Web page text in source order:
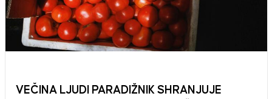
VEČINA LJUDI PARADIŽNIK SHRANJUJE